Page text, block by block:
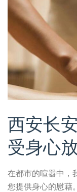
西安长
受身心
在都市的喧嚣中，
您提供身心的慰藉